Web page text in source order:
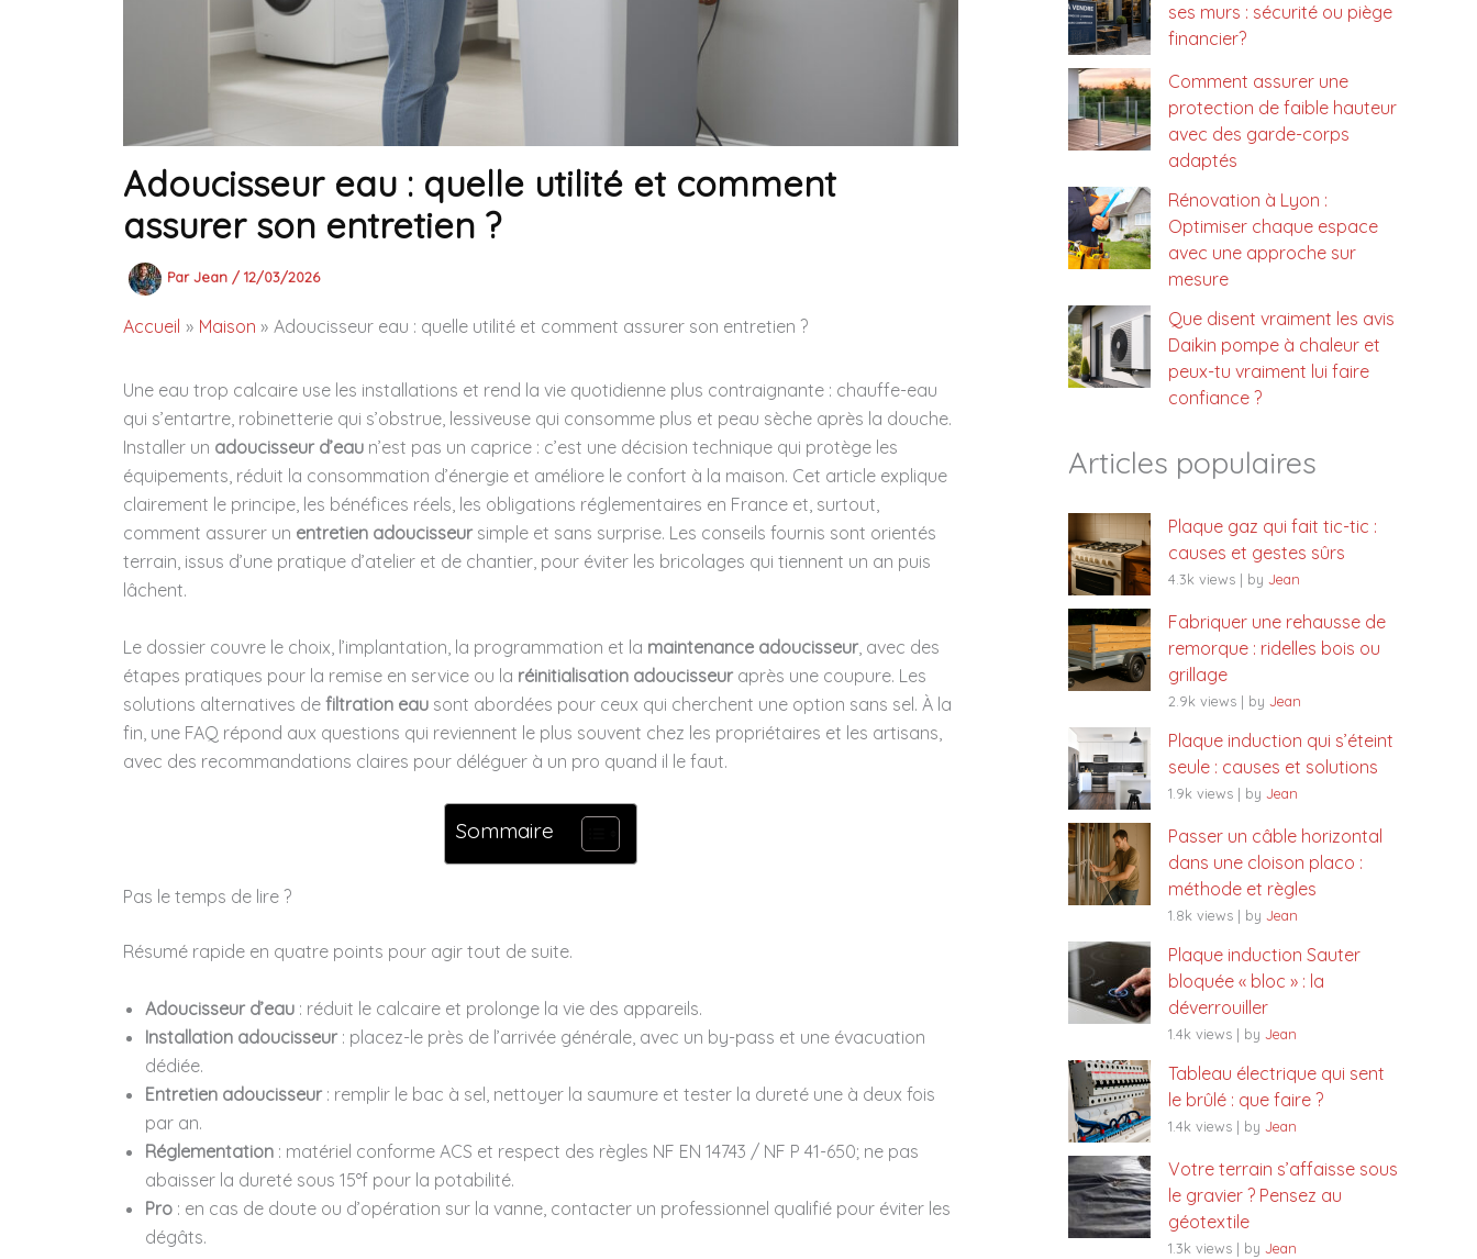
Adoucisseur eau : quelle utilité et comment
assurer son entretien ?
ParJean / 12/03/2026
Accueil Maison Adoucisseur eau : quelle utilité et comment assurer son entretien ?
Une eau trop calcaire use les installations et rend la vie quotidienne plus contraignante : chauffe-eau
qui s’entartre, robinetterie qui s’obstrue, lessiveuse qui consomme plus et peau sèche après la douche.
Installer un adoucisseur d’eau n’est pas un caprice : c’est une décision technique qui protège les
équipements, réduit la consommation d’énergie et améliore le confort à la maison. Cet article explique
clairement le principe, les bénéfices réels, les obligations réglementaires en France et, surtout,
comment assurer un entretien adoucisseursimple et sans surprise. Les conseils fournis sont orientés
terrain, issus d’une pratique d’atelier et de chantier, pour éviter les bricolages qui tiennent un an puis
lâchent.
Le dossier couvre le choix, l’implantation, la programmation et la maintenance adoucisseur, avec des
étapes pratiques pour la remise en service ou la réinitialisation adoucisseuraprès une coupure. Les
solutions alternatives de filtration eau sont abordées pour ceux qui cherchent une option sans sel. À la
fin, une FAQ répond aux questions qui reviennent le plus souvent chez les propriétaires et les artisans,
avec des recommandations claires pour déléguer à un pro quand il le faut.
Sommaire
Pas le temps de lire ?
Résumé rapide en quatre points pour agir tout de suite.
Adoucisseur d’eau : réduit le calcaire et prolonge la vie des appareils.
Installation adoucisseur: placez-le près de l’arrivée générale, avec un by-pass et une évacuation
dédiée.
Entretien adoucisseur: remplir le bac à sel, nettoyer la saumure et tester la dureté une à deux fois
par an.
Réglementation : matériel conforme ACS et respect des règles NF EN 14743 / NF P 41-650; ne pas
abaisser la dureté sous 15°f pour la potabilité.
Pro : en cas de doute ou d’opération sur la vanne, contacter un professionnel qualifié pour éviter les
dégâts.
ses murs : sécurité ou piège
financier?
Comment assurer une
protection de faible hauteur
avec des garde-corps
adaptés
Rénovation à Lyon :
Optimiser chaque espace
avec une approche sur
mesure
Que disent vraiment les avis
Daikin pompe à chaleur et
peux-tu vraiment lui faire
confiance ?
Articles populaires
Plaque gaz qui fait tic-tic :
causes et gestes sûrs
4.3k views | by Jean
Fabriquer une rehausse de
remorque : ridelles bois ou
grillage
2.9k views | by Jean
Plaque induction qui s’éteint
seule : causes et solutions
1.9k views | by Jean
Passer un câble horizontal
dans une cloison placo :
méthode et règles
1.8k views | by Jean
Plaque induction Sauter
bloquée « bloc » : la
déverrouiller
1.4k views | by Jean
Tableau électrique qui sent
le brûlé : que faire ?
1.4k views | by Jean
Votre terrain s’affaisse sous
le gravier ? Pensez au
géotextile
1.3k views | by Jean